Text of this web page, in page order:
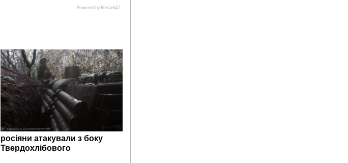
росіяни атакували з боку
Твердохлібового